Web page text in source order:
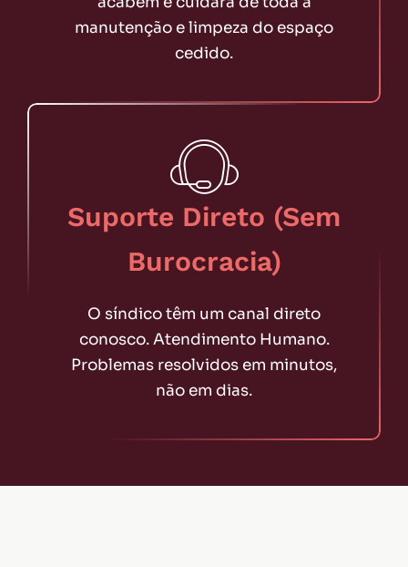
manutenção e limpeza do espaço
cedido.
Suporte Direto (Sem
Burocracia)
O síndico têm um canal direto
conosco. Atendimento Humano.
Problemas resolvidos em minutos,
não em dias.